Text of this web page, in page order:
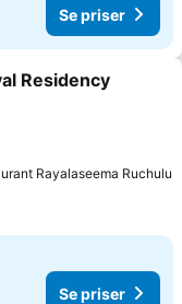
Se priser
Residency
Rayalaseema Ruchulu
Se priser